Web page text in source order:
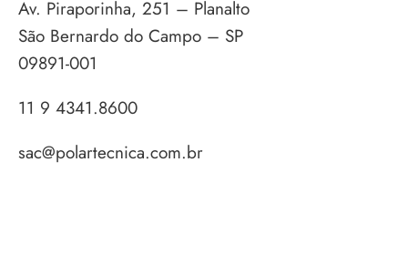
Av. Piraporinha, 251 – Planalto
São Bernardo do Campo – SP
09891-001
11 9 4341.8600
sac@polartecnica.com.br